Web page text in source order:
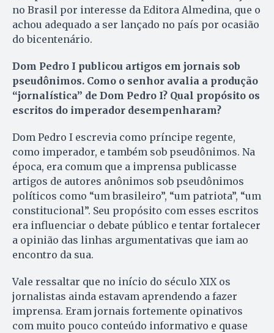
no Brasil por interesse da Editora Almedina, que o
achou adequado a ser lançado no país por ocasião
do bicentenário.
Dom Pedro I publicou artigos em jornais sob
pseudônimos. Como o senhor avalia a produção
“jornalística” de Dom Pedro I? Qual propósito os
escritos do imperador desempenharam?
Dom Pedro I escrevia como príncipe regente,
como imperador, e também sob pseudônimos. Na
época, era comum que a imprensa publicasse
artigos de autores anônimos sob pseudônimos
políticos como “um brasileiro”, “um patriota”, “um
constitucional”. Seu propósito com esses escritos
era influenciar o debate público e tentar fortalecer
a opinião das linhas argumentativas que iam ao
encontro da sua.
Vale ressaltar que no início do século XIX os
jornalistas ainda estavam aprendendo a fazer
imprensa. Eram jornais fortemente opinativos
com muito pouco conteúdo informativo e quase